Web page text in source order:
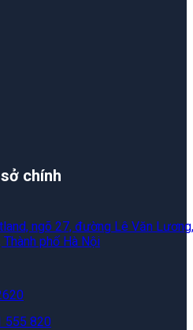
chính
ngõ 27, đường Lê Văn Lương,
Thành phố Hà Nội
555 820